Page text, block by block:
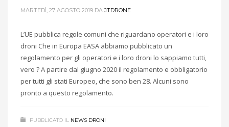
MARTEDÌ, 27 AGOSTO 2019 DAJTDRONE
L’UE pubblica regole comuni che riguardano operatori e i loro
droni Che in Europa EASA abbiamo pubblicato un
regolamento per gli operatori e i loro droni lo sappiamo tutti,
vero ? A partire dal giugno 2020 il regolamento e obbligatorio
per tutti gli stati Europeo, che sono ben 28. Alcuni sono
pronto a questo regolamento.
PUBBLICATO IL NEWS DRONI